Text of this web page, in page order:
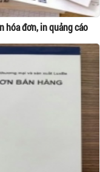
hóa đơn, in quảng cáo